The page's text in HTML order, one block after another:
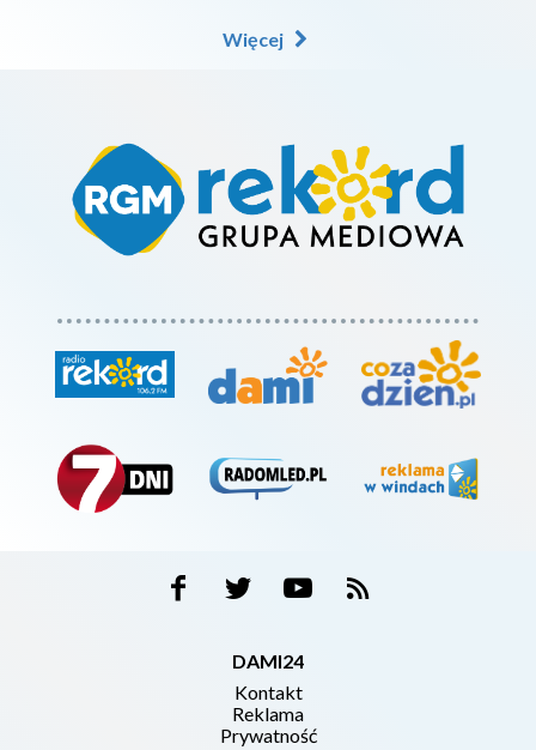
Więcej
DAMI24
Kontakt
Reklama
Prywatność